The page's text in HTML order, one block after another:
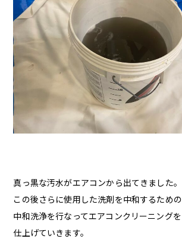
真っ黒な汚水がエアコンから出てきました。
この後さらに使用した洗剤を中和するための
中和洗浄を行なってエアコンクリーニングを
仕上げていきます。